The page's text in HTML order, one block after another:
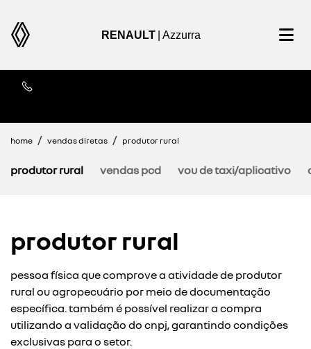
RENAULT | Azzurra
home vendas diretas produtor rural
vendas pcd vou de taxi/aplicativo
produtor rural
produtor rural
pessoa física que comprove a atividade de produtor
rural ou agropecuário por meio de documentação
específica. também é possível realizar a compra
utilizando a validação do cnpj, garantindo condições
exclusivas para o setor.